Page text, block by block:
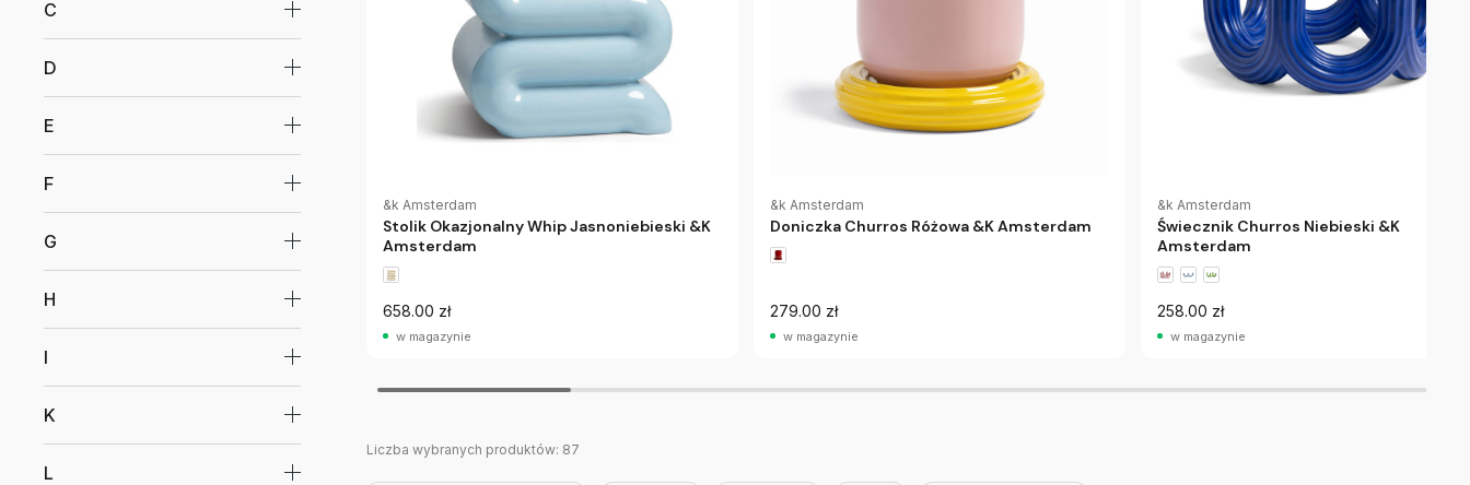
C
D
E
F
G
H
I
K
L
&k Amsterdam
Stolik Okazjonalny Whip Jasnoniebieski &K
Amsterdam
658.00 zł
w magazynie
&k Amsterdam
Doniczka Churros Różowa &K Amsterdam
279.00 zł
w magazynie
&k Amsterdam
Świecznik Churros Niebieski &K
Amsterdam
258.00 zł
w magazynie
Liczba wybranych produktów: 87